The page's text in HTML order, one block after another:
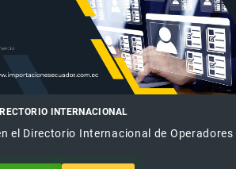
INTERNACIONAL
el Directorio Internacional de Operadores